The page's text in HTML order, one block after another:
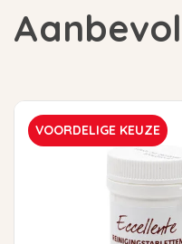
VOORDELIGE KEUZE